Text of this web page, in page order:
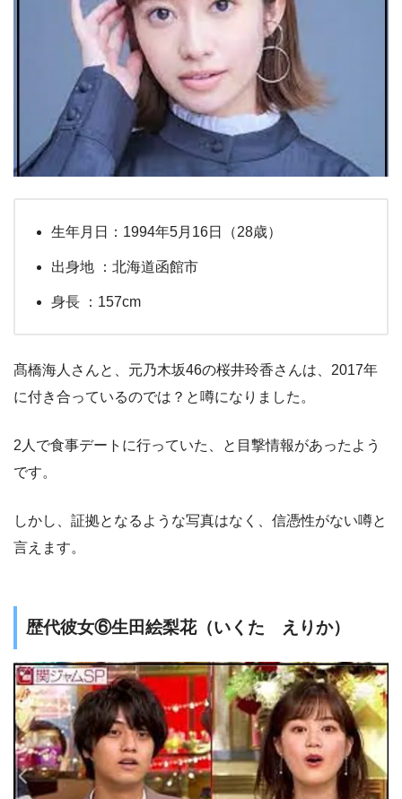
生年月日：1994年5月16日（28歳）
出身地 ：北海道函館市
身長 ：157cm
髙橋海人さんと、元乃木坂46の桜井玲香さんは、2017年
に付き合っているのでは？と噂になりました。
2人で食事デートに行っていた、と目撃情報があったよう
です。
しかし、証拠となるような写真はなく、信憑性がない噂と
言えます。
歴代彼女⑥生田絵梨花（いくた えりか）